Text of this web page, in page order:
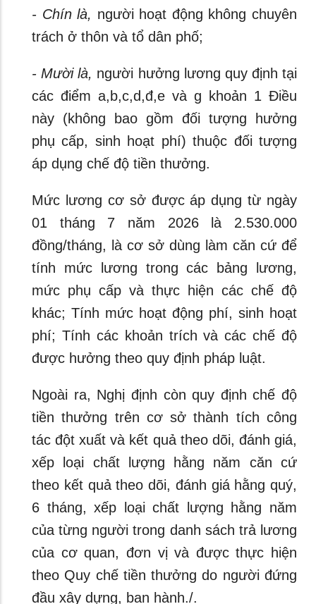
- Chín là, người hoạt động không chuyên
trách ở thôn và tổ dân phố;
- Mười là, người hưởng lương quy định tại
các điểm a,b,c,d,đ,e và g khoản 1 Điều
này (không bao gồm đối tượng hưởng
phụ cấp, sinh hoạt phí) thuộc đối tượng
áp dụng chế độ tiền thưởng.
Mức lương cơ sở được áp dụng từ ngày
01 tháng 7 năm 2026 là 2.530.000
đồng/tháng, là cơ sở dùng làm căn cứ để
tính mức lương trong các bảng lương,
mức phụ cấp và thực hiện các chế độ
khác; Tính mức hoạt động phí, sinh hoạt
phí; Tính các khoản trích và các chế độ
được hưởng theo quy định pháp luật.
Ngoài ra, Nghị định còn quy định chế độ
tiền thưởng trên cơ sở thành tích công
tác đột xuất và kết quả theo dõi, đánh giá,
xếp loại chất lượng hằng năm căn cứ
theo kết quả theo dõi, đánh giá hằng quý,
6 tháng, xếp loại chất lượng hằng năm
của từng người trong danh sách trả lương
của cơ quan, đơn vị và được thực hiện
theo Quy chế tiền thưởng do người đứng
đầu xây dựng, ban hành./.